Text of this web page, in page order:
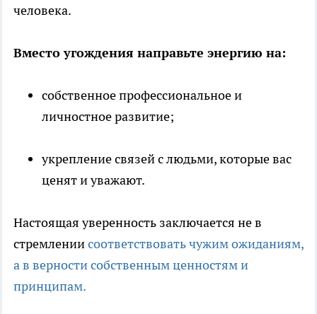
человека.
Вместо угождения направьте энергию на:
собственное профессиональное и
личностное развитие;
укрепление связей с людьми, которые вас
ценят и уважают.
Настоящая уверенность заключается не в
стремлениисоответствовать чужим ожиданиям,
а в верности собственным ценностям и
принципам.